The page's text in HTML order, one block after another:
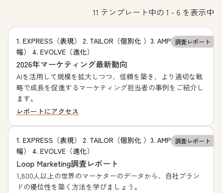
11 テンプレート中の 1 - 6 を表示中
1. EXPRESS（表現） 2. TAILOR（個別化 ）3. AMPLIFY（増
幅） 4. EVOLVE（進化）
調査レポート
2026年マーケティング最新動向
AIを活用して規模を拡大しつつ、信頼を築き、より適切な戦
略で成長を促進するマーケティング担当者の事例をご紹介し
ます。
レポートにアクセス
1. EXPRESS（表現） 2. TAILOR（個別化 ）3. AMPLIFY（増
幅） 4. EVOLVE（進化）
調査レポート
Loop Marketing調査レポート
1,800人以上の世界のマーケターのデータから、自社ブラン
ドの優位性を築く方法を学びましょう。